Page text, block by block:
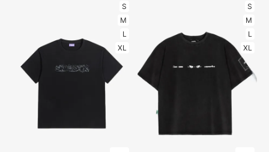
S
M
L
XL
S
M
L
XL